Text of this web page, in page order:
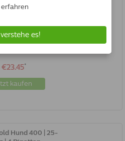
40 | < 4 Kg | 4 Pipetten
€23.45*
kaufen